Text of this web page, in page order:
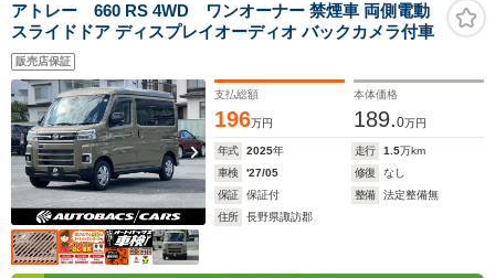
アトレー 660 RS 4WD ワンオーナー 禁煙車 両側電動
スライドドア ディスプレイオーディオ バックカメラ付車
販売店保証
支払総額
196万円
本体価格
189.0万円
年式 2025年 走行 1.5万km
車検
'27/05 修復
なし
保証
保証付 整備
法定整備無
住所
長野県諏訪郡